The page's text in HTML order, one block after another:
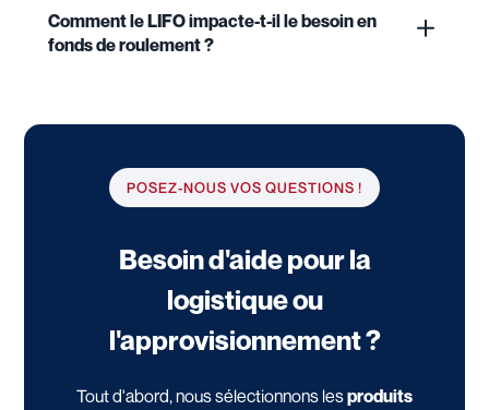
Comment le LIFO impacte-t-il le besoin en
fonds de roulement ?
POSEZ-NOUS VOS QUESTIONS !
Besoin d'aide pour la
logistique ou
l'approvisionnement ?
Tout d'abord, nous sélectionnons lesproduits